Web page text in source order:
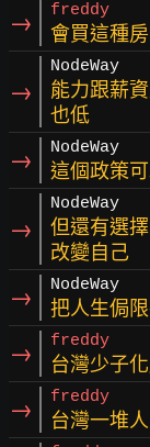
→ freddy
會買這種
→
NodeWay
能力跟薪
也低
→ NodeWay
這個政策
→
NodeWay
但還有選
改變自己
→ NodeWay
把人生侷
→ freddy
台灣少子
→ freddy
台灣一堆